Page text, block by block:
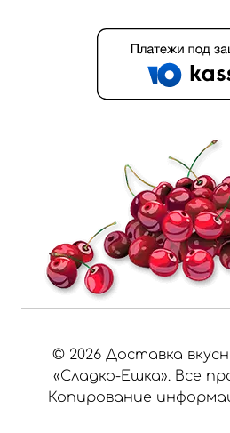
© 2026 Доставка
«Сладко-Ешка». Все
Копирование